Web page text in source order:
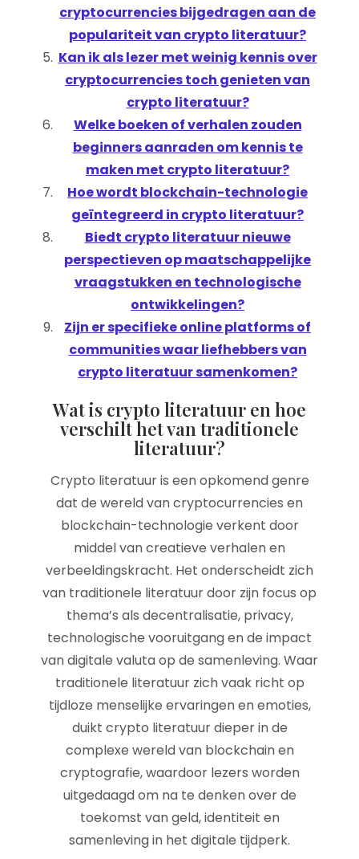
cryptocurrencies bijgedragen aan de
populariteit van crypto literatuur?
Kan ik als lezer met weinig kennis over
cryptocurrencies toch genieten van
crypto literatuur?
Welke boeken of verhalen zouden
beginners aanraden om kennis te
maken met crypto literatuur?
Hoe wordt blockchain-technologie
geïntegreerd in crypto literatuur?
Biedt crypto literatuur nieuwe
perspectieven op maatschappelijke
vraagstukken en technologische
ontwikkelingen?
Zijn er specifieke online platforms of
communities waar liefhebbers van
crypto literatuur samenkomen?
Wat is crypto literatuur en hoe
verschilt het van traditionele
literatuur?
Crypto literatuur is een opkomend genre
dat de wereld van cryptocurrencies en
blockchain-technologie verkent door
middel van creatieve verhalen en
verbeeldingskracht. Het onderscheidt zich
van traditionele literatuur door zijn focus op
thema’s als decentralisatie, privacy,
technologische vooruitgang en de impact
van digitale valuta op de samenleving. Waar
traditionele literatuur zich vaak richt op
tijdloze menselijke ervaringen en emoties,
duikt crypto literatuur dieper in de
complexe wereld van blockchain en
cryptografie, waardoor lezers worden
uitgedaagd om na te denken over de
toekomst van geld, identiteit en
samenleving in het digitale tijdperk.